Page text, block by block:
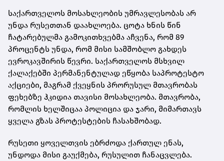
საქართველოს მოსახლეობის უმრავლესობას არ
უნდა რუსეთთან დაახლოება. ცოტა ხნის წინ
ჩატარებულმა გამოკითხვებმა აჩვენა, რომ 89
პროცენტს უნდა, რომ მისი სამშობლო გახდეს
ევროკავშირის წევრი. საქართველოს მსხვილ
ქალაქებში პერმანენტულად ეწყობა საპროტესტო
აქციები, მაგრამ ქვეყნის პრორუსულ მთავრობას
ფეხებზე ჰკიდია თავისი მოსახლეობა. მთავრობა,
რომლის ხელშიცაა პოლიცია და ჯარი, მიმართავს
ყველა გზას პროტესტების ჩასახშობად.
რუსეთი ყოველთვის ებრძოდა ქართულ ენას,
უნდოდა მისი გაუქმება, რუსულით ჩანაცვლება.